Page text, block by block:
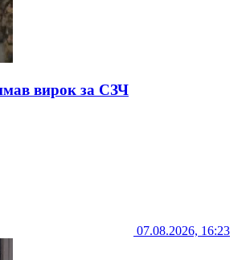
вирок за СЗЧ
07.08.2026, 16:23